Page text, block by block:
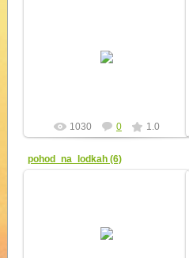
1030 0 1.0
pohod_na_lodkah (6)